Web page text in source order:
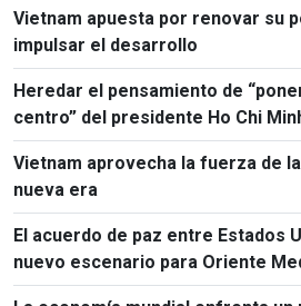
Vietnam apuesta por renovar su
impulsar el desarrollo
Heredar el pensamiento de
centro” del presidente Ho Chi
del país
Vietnam aprovecha la fuerza de
nueva era
El acuerdo de paz entre Estados
nuevo escenario para Oriente